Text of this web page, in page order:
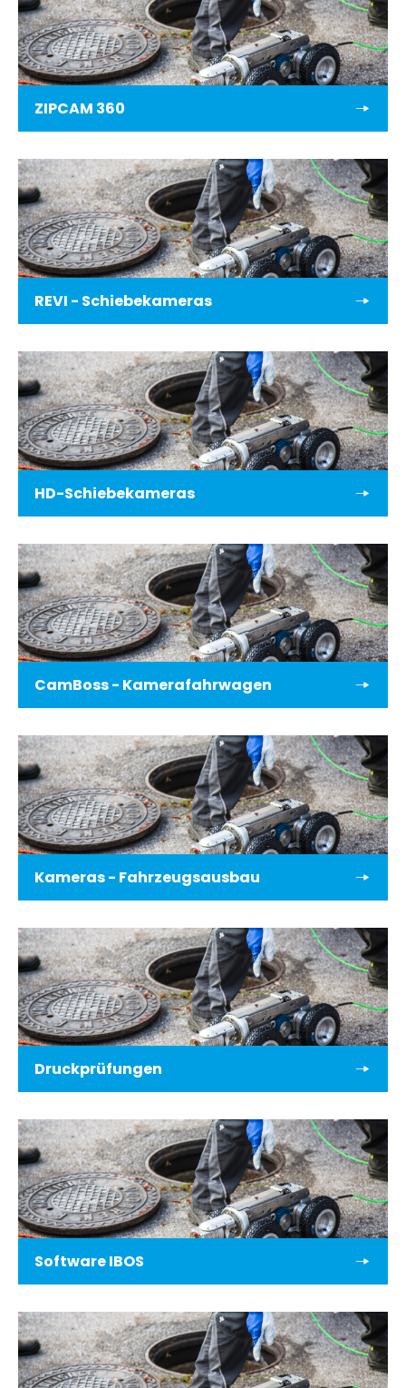
ZIPCAM 360
REVI - Schiebekameras
HD-Schiebekameras
CamBoss - Kamerafahrwagen
Kameras - Fahrzeugsausbau
Druckprüfungen
Software IBOS